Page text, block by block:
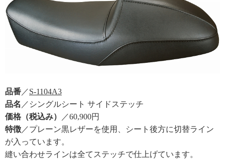
品番 ／S-1104A3
品名 ／シングルシート サイドステッチ
価格（税込み）
／60,900円
特徴 ／プレーン黒レザーを使用、シート後方に切替ライン
が入っています。
縫い合わせラインは全てステッチで仕上げています。